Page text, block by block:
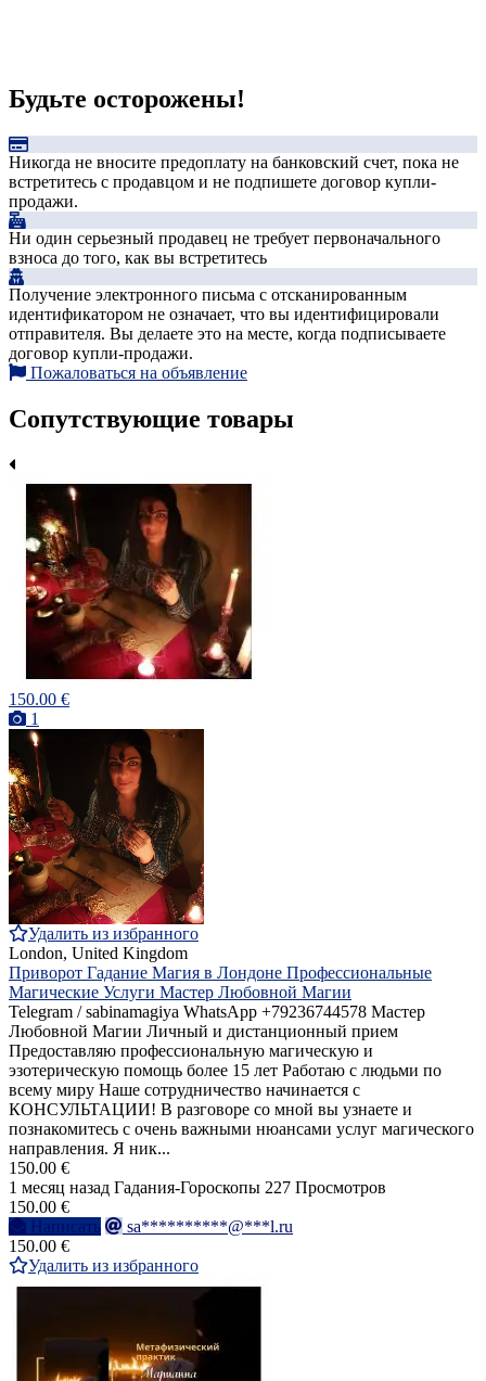
Будьте осторожены!
Никогда не вносите предоплату на банковский счет, пока не
встретитесь с продавцом и не подпишете договор купли-
продажи.
Ни один серьезный продавец не требует первоначального
взноса до того, как вы встретитесь
Получение электронного письма с отсканированным
идентификатором не означает, что вы идентифицировали
отправителя. Вы делаете это на месте, когда подписываете
договор купли-продажи.
Пожаловаться на объявление
Сопутствующие товары
150.00 €
1
Удалить из избранного
London, United Kingdom
Приворот Гадание Магия в Лондоне Профессиональные
Магические Услуги Мастер Любовной Магии
Telegram / sabinamagiya WhatsApp +79236744578 Мастер
Любовной Магии Личный и дистанционный прием
Предоставляю профессиональную магическую и
эзотерическую помощь более 15 лет Работаю с людьми по
всему миру Наше сотрудничество начинается с
КОНСУЛЬТАЦИИ! В разговоре со мной вы узнаете и
познакомитесь с очень важными нюансами услуг магического
направления. Я ник...
150.00 €
1 месяц назад Гадания-Гороскопы 227 Просмотров
150.00 €
Написать
sa**********@***l.ru
150.00 €
Удалить из избранного